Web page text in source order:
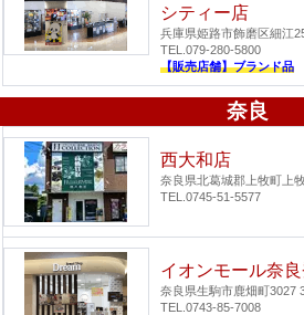
シティー店
兵庫県姫路市飾磨区細江
TEL.079-280-5800
【販売店舗】ブランド品
奈良
西大和店
奈良県北葛城郡上牧町上
TEL.0745-51-5577
イオンモール奈
奈良県生駒市鹿畑町3027
TEL.0743-85-7008